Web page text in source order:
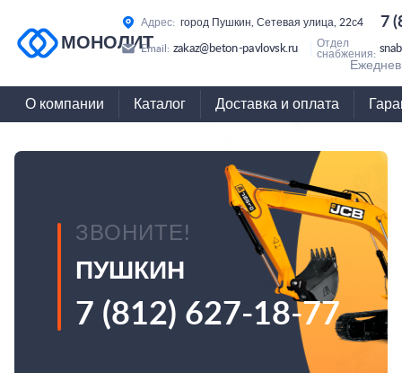
МОНОЛИТ
Адрес: город Пушкин, Сетевая улица, 22с4 7
Email: zakaz@beton-pavlovsk.ru
Отдел
снабжения:
О компании Каталог Доставка и оплата
ЗВОНИТЕ!
ПУШКИН
7 (812) 627-18-77